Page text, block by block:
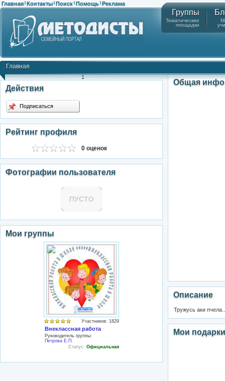
Главная | Контакты | Поиск | Помощь | Реклама
Группы
Тематические
площадки
Главная
1
Действия
Подписаться
Рейтинг профиля
0 оценок
Фотографии пользователя
ПУСТО
Мои группы
Участников: 1829
Внеклассная работа
Руководитель группы:
Петрова Е.П.
Статус: Официальная
Общая
Описание
Тружусь аки
Мои подарки